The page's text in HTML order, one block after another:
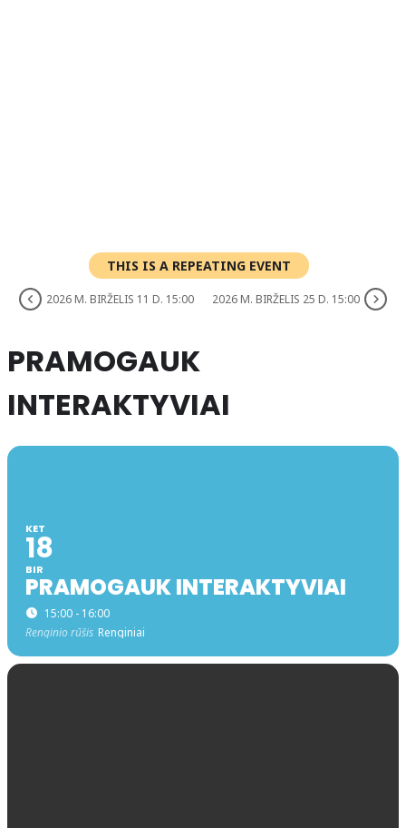
THIS IS A REPEATING EVENT
2026 M. BIRŽELIS 11 D. 15:00 2026 M. BIRŽELIS 25 D. 15:00
PRAMOGAUK
INTERAKTYVIAI
KET
18
BIR
PRAMOGAUK INTERAKTYVIAI
15:00 - 16:00
Renginio rūšis Renginiai